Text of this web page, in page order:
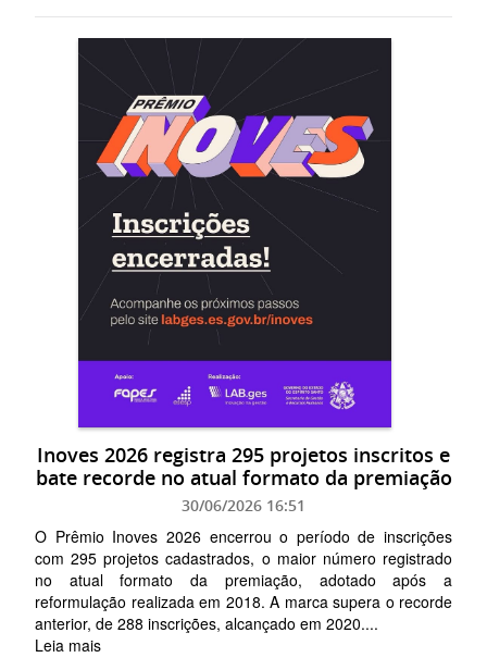
Inoves 2026 registra 295 projetos inscritos e
bate recorde no atual formato da premiação
30/06/2026 16:51
O Prêmio Inoves 2026 encerrou o período de inscrições
com 295 projetos cadastrados, o maior número registrado
no atual formato da premiação, adotado após a
reformulação realizada em 2018. A marca supera o recorde
anterior, de 288 inscrições, alcançado em 2020....
Leia mais